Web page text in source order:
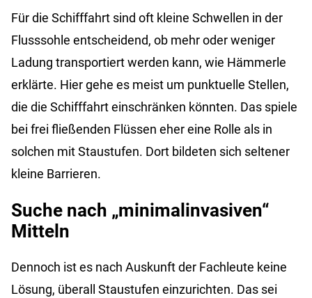
Für die Schifffahrt sind oft kleine Schwellen in der
Flusssohle entscheidend, ob mehr oder weniger
Ladung transportiert werden kann, wie Hämmerle
erklärte. Hier gehe es meist um punktuelle Stellen,
die die Schifffahrt einschränken könnten. Das spiele
bei frei fließenden Flüssen eher eine Rolle als in
solchen mit Staustufen. Dort bildeten sich seltener
kleine Barrieren.
Suche nach „minimalinvasiven“
Mitteln
Dennoch ist es nach Auskunft der Fachleute keine
Lösung, überall Staustufen einzurichten. Das sei